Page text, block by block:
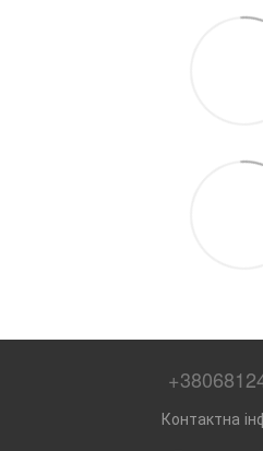
Контактна